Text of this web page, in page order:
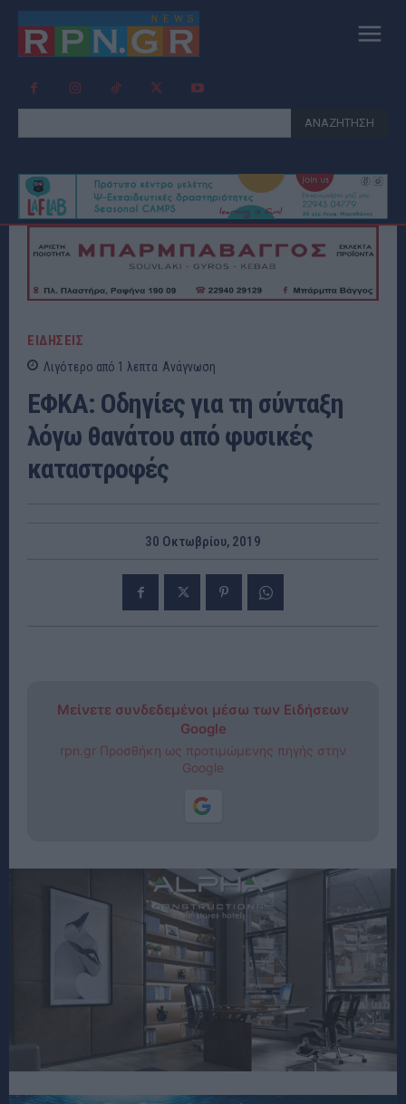
ΑΝΑΖΗΤΗΣΗ
ΕΙΔΗΣΕΙΣ
Λιγότερο από 1 λεπτα Ανάγνωση
ΕΦΚΑ: Οδηγίες για τη σύνταξη
λόγω θανάτου από φυσικές
καταστροφές
30 Οκτωβρίου, 2019
Μείνετε συνδεδεμένοι μέσω των Ειδήσεων
Google
rpn.gr Προσθήκη ως προτιμώμενης πηγής στην
Google